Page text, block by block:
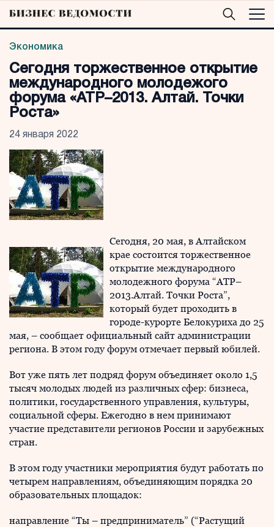
Экономика
Сегодня торжественное открытие
международного молодежого
форума «АТР–2013. Алтай. Точки
Роста»
24 января 2022
Сегодня, 20 мая, в Алтайском
крае состоится торжественное
открытие международного
молодежного форума “АТР–
2013.Алтай. Точки Роста”,
который будет проходить в
городе-курорте Белокуриха до 25
мая, – сообщает официальный сайт администрации
региона. В этом году форум отмечает первый юбилей.
Вот уже пять лет подряд форум объединяет около 1,5
тысяч молодых людей из различных сфер: бизнеса,
политики, государственного управления, культуры,
социальной сферы. Ежегодно в нем принимают
участие представители регионов России и зарубежных
стран.
В этом году участники мероприятия будут работать по
четырем направлениям, объединяющим порядка 20
образовательных площадок:
направление “Ты – предприниматель” (“Растущий